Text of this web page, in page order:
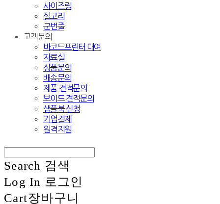
사이즈링
실고리
군번줄
고객문의
바코드프린터 대여
자료실
상품문의
배송문의
제품 견적문의
보이드 견적문의
샘플북 신청
기업결제
원격지원
Search 검색
Log In 로그인
Cart장바구니